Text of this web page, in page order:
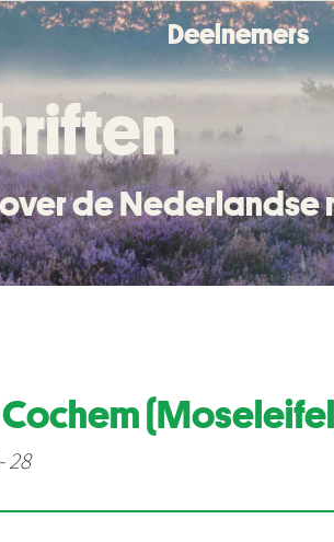
Deelnemers
de Nederlandse
28